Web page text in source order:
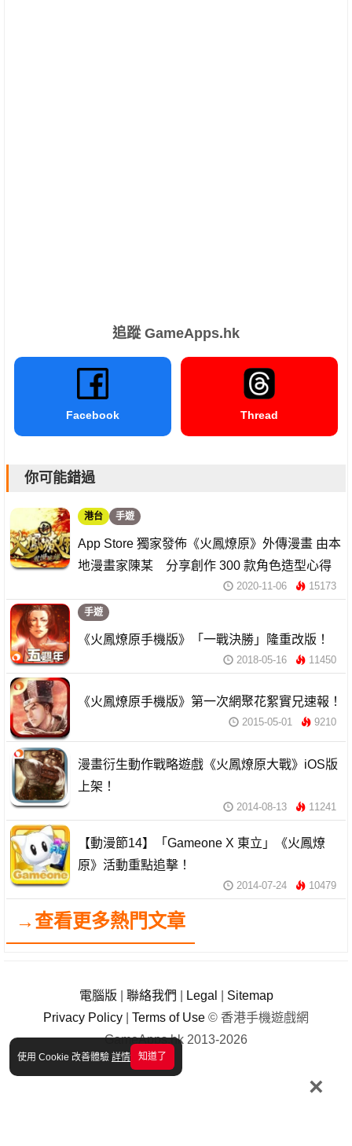
使用 Cookie 改善體驗 詳情 知道了
×
追蹤 GameApps.hk
Facebook Thread
你可能錯過
港台 手遊
App Store 獨家發佈《火鳳燎原》外傳漫畫 由本
地漫畫家陳某 分享創作 300 款⾓⾊造型⼼得
2020-11-06 15173
手遊
《火鳳燎原手機版》「一戰決勝」隆重改版！
2018-05-16 11450
《火鳳燎原手機版》第一次網聚花絮實兄速報！
2015-05-01 9210
漫畫衍生動作戰略遊戲《火鳳燎原大戰》iOS版
上架！
2014-08-13 11241
【動漫節14】「Gameone X 東立」《火鳳燎
原》活動重點追擊！
2014-07-24 10479
→查看更多熱門文章
電腦版 聯絡我們 Legal
Sitemap
Privacy Policy
Terms of Use © 香港手機遊戲網
GameApps.hk 2013-2026